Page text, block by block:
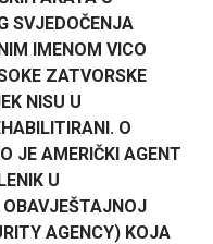
SVJEDOČENJA
IMENOM VICO
ZATVORSKE
NISU U
O
JE AMERIČKI AGENT
U
AGENCY) KOJA